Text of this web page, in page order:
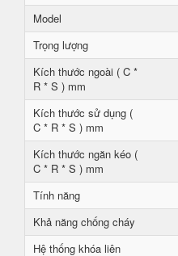
Model
Trọng lượng
Kích thước ngoài ( C *
R * S ) mm
Kích thước sử dụng (
C * R * S ) mm
Kích thước ngăn kéo (
C * R * S ) mm
Tính năng
Khả năng chống cháy
Hệ thống khóa liên